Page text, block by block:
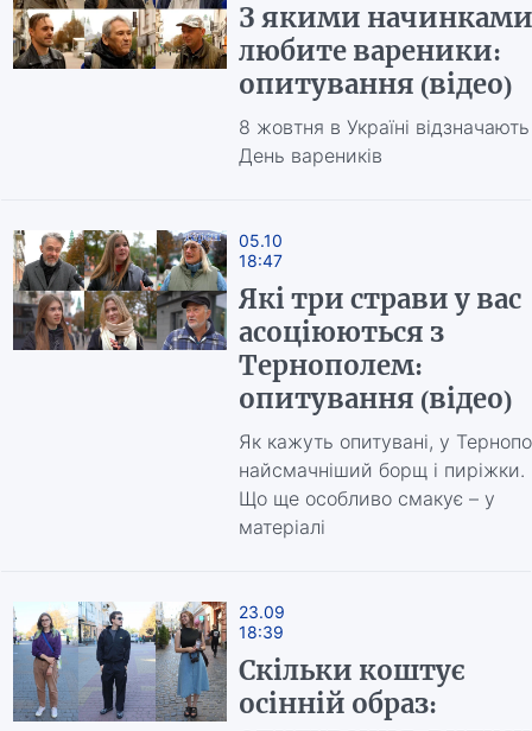
З якими начинками
любите вареники:
опитування (відео)
8 жовтня в Україні відзначають
День вареників
05.10
18:47
Які три страви у вас
асоціюються з
Тернополем:
опитування (відео)
Як кажуть опитувані, у
найсмачніший борщ і пиріжки.
Що ще особливо смакує – у
матеріалі
23.09
18:39
Скільки коштує
осінній образ: